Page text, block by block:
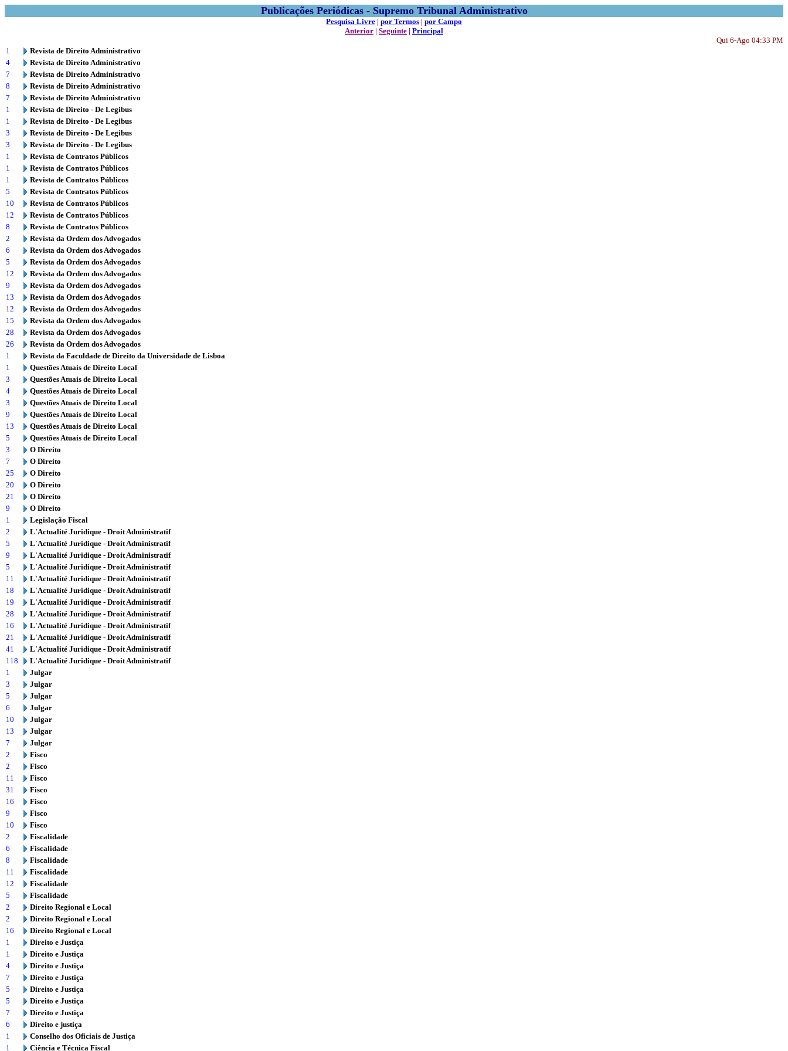
Publicações Periódicas - Supremo Tribunal Administrativo
Pesquisa Livre | por Termos | por Campo
Anterior | Seguinte | Principal
Qui 6-Ago 04:33 PM
1
Revista de Direito Administrativo
4
Revista de Direito Administrativo
7
Revista de Direito Administrativo
8
Revista de Direito Administrativo
7
Revista de Direito Administrativo
1
Revista de Direito - De Legibus
1
Revista de Direito - De Legibus
3
Revista de Direito - De Legibus
3
Revista de Direito - De Legibus
1
Revista de Contratos Públicos
1
Revista de Contratos Públicos
1
Revista de Contratos Públicos
5
Revista de Contratos Públicos
10
Revista de Contratos Públicos
12
Revista de Contratos Públicos
8
Revista de Contratos Públicos
2
Revista da Ordem dos Advogados
6
Revista da Ordem dos Advogados
5
Revista da Ordem dos Advogados
12
Revista da Ordem dos Advogados
9
Revista da Ordem dos Advogados
13
Revista da Ordem dos Advogados
12
Revista da Ordem dos Advogados
15
Revista da Ordem dos Advogados
28
Revista da Ordem dos Advogados
26
Revista da Ordem dos Advogados
1
Revista da Faculdade de Direito da Universidade de Lisboa
1
Questões Atuais de Direito Local
3
Questões Atuais de Direito Local
4
Questões Atuais de Direito Local
3
Questões Atuais de Direito Local
9
Questões Atuais de Direito Local
13
Questões Atuais de Direito Local
5
Questões Atuais de Direito Local
3
O Direito
7
O Direito
25
O Direito
20
O Direito
21
O Direito
9
O Direito
1
Legislação Fiscal
2
L'Actualité Juridique - Droit Administratif
5
L'Actualité Juridique - Droit Administratif
9
L'Actualité Juridique - Droit Administratif
5
L'Actualité Juridique - Droit Administratif
11
L'Actualité Juridique - Droit Administratif
18
L'Actualité Juridique - Droit Administratif
19
L'Actualité Juridique - Droit Administratif
28
L'Actualité Juridique - Droit Administratif
16
L'Actualité Juridique - Droit Administratif
21
L'Actualité Juridique - Droit Administratif
41
L'Actualité Juridique - Droit Administratif
118
L'Actualité Juridique - Droit Administratif
1
Julgar
3
Julgar
5
Julgar
6
Julgar
10
Julgar
13
Julgar
7
Julgar
2
Fisco
2
Fisco
11
Fisco
31
Fisco
16
Fisco
9
Fisco
10
Fisco
2
Fiscalidade
6
Fiscalidade
8
Fiscalidade
11
Fiscalidade
12
Fiscalidade
5
Fiscalidade
2
Direito Regional e Local
2
Direito Regional e Local
16
Direito Regional e Local
1
Direito e Justiça
1
Direito e Justiça
4
Direito e Justiça
7
Direito e Justiça
5
Direito e Justiça
5
Direito e Justiça
7
Direito e Justiça
6
Direito e justiça
1
Conselho dos Oficiais de Justiça
1
Ciência e Técnica Fiscal